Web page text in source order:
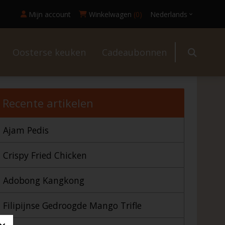
Mijn account Winkelwagen (0) Nederlands
Oosterse keuken Cadeaubonnen
Recente artikelen
Ajam Pedis
Crispy Fried Chicken
Adobong Kangkong
Filipijnse Gedroogde Mango Trifle